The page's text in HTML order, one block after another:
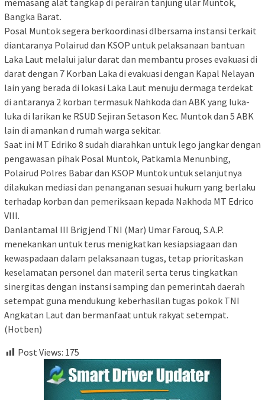
memasang alat tangkap di perairan tanjung ular Muntok,
Bangka Barat.
Posal Muntok segera berkoordinasi dlbersama instansi terkait
diantaranya Polairud dan KSOP untuk pelaksanaan bantuan
Laka Laut melalui jalur darat dan membantu proses evakuasi di
darat dengan 7 Korban Laka di evakuasi dengan Kapal Nelayan
lain yang berada di lokasi Laka Laut menuju dermaga terdekat
di antaranya 2 korban termasuk Nahkoda dan ABK yang luka-
luka di larikan ke RSUD Sejiran Setason Kec. Muntok dan 5 ABK
lain di amankan d rumah warga sekitar.
Saat ini MT Edriko 8 sudah diarahkan untuk lego jangkar dengan
pengawasan pihak Posal Muntok, Patkamla Menunbing,
Polairud Polres Babar dan KSOP Muntok untuk selanjutnya
dilakukan mediasi dan penanganan sesuai hukum yang berlaku
terhadap korban dan pemeriksaan kepada Nakhoda MT Edrico
VIII.
Danlantamal III Brigjend TNI (Mar) Umar Farouq, S.A.P.
menekankan untuk terus menigkatkan kesiapsiagaan dan
kewaspadaan dalam pelaksanaan tugas, tetap prioritaskan
keselamatan personel dan materil serta terus tingkatkan
sinergitas dengan instansi samping dan pemerintah daerah
setempat guna mendukung keberhasilan tugas pokok TNI
Angkatan Laut dan bermanfaat untuk rakyat setempat.
(Hotben)
Post Views: 175